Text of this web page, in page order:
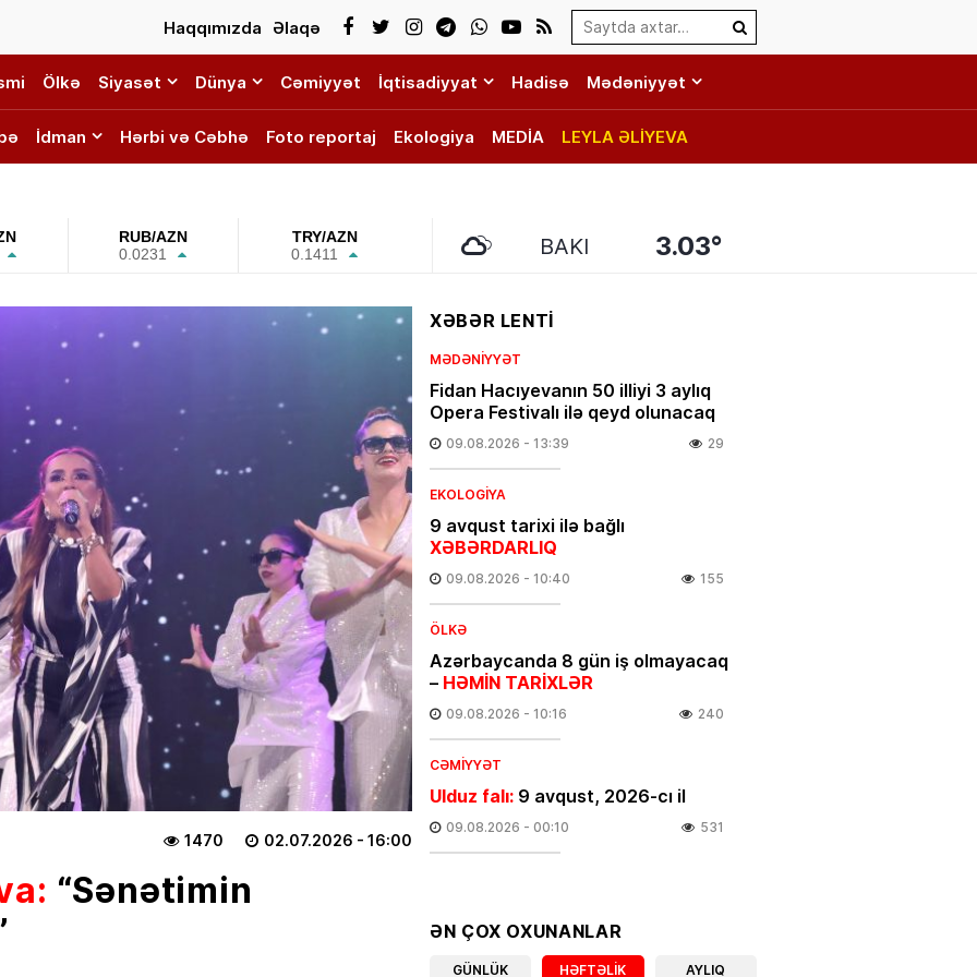
Search…
Haqqımızda Əlaqə
Ölkə Siyasət Dünya Cəmiyyət İqtisadiyyat Hadisə Mədəniyyət
İdman Hərbi və Cəbhə Foto reportaj Ekologiya MEDİA LEYLA ƏLİYEVA
RUB/AZN
0.0231
TRY/AZN
0.1411
BAKI 3.03°
02.07.2026 - 16:00
1470
“Sənətimin
XƏBƏR LENTİ
MƏDƏNIYYƏT
Fidan Hacıyevanın 50 illiyi 3 aylıq
Opera Festivalı ilə qeyd olunacaq
09.08.2026 - 13:39 29
EKOLOGIYA
9 avqust tarixi ilə bağlı
XƏBƏRDARLIQ
09.08.2026 - 10:40 155
ÖLKƏ
Azərbaycanda 8 gün iş olmayacaq
– HƏMİN TARİXLƏR
09.08.2026 - 10:16 240
CƏMIYYƏT
Ulduz falı: 9 avqust, 2026-cı il
09.08.2026 - 00:10 531
FOTO
08.08.2026 - 20:05 135
ƏN ÇOX OXUNANLAR
GÜNLÜK HƏFTƏLIK AYLIQ